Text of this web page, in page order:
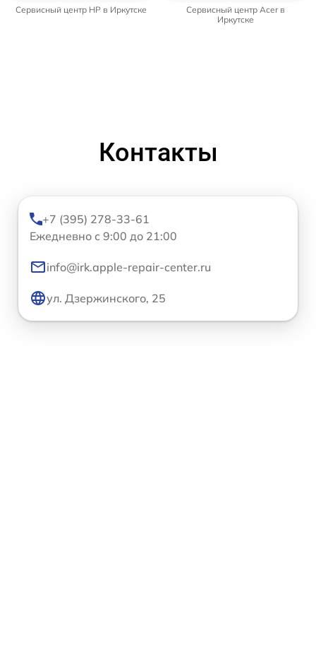
Сервисный центр HP в Иркутске
Сервисный центр Acer в
Иркутске
Контакты
+7 (395) 278-33-61
Ежедневно с 9:00 до 21:00
info@irk.apple-repair-center.ru
ул. Дзержинского, 25